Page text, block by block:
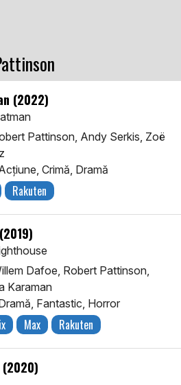
(2022)
Pattinson, Andy Serkis, Zoë
Crimă, Dramă
Rakuten
Dafoe, Robert Pattinson,
Karaman
Fantastic, Horror
Max Rakuten
(2020)